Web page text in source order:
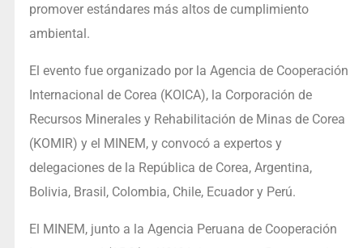
promover estándares más altos de cumplimiento
ambiental.
El evento fue organizado por la Agencia de Cooperación
Internacional de Corea (KOICA), la Corporación de
Recursos Minerales y Rehabilitación de Minas de Corea
(KOMIR) y el MINEM, y convocó a expertos y
delegaciones de la República de Corea, Argentina,
Bolivia, Brasil, Colombia, Chile, Ecuador y Perú.
El MINEM, junto a la Agencia Peruana de Cooperación